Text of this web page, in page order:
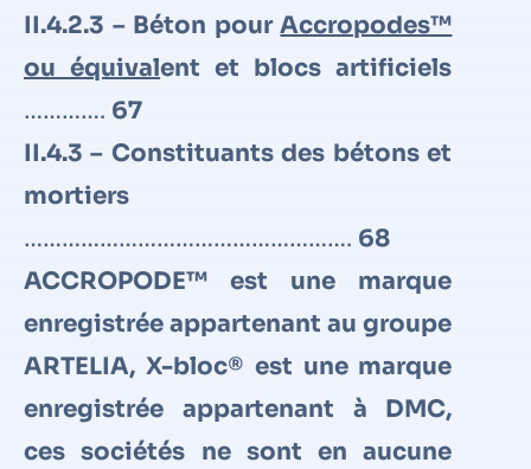
II.4.2.3 – Béton pourAccropodes™
ou équivalent et blocs artificiels
…………. 67
II.4.3 – Constituants des bétons et
mortiers
……………………………………………. 68
ACCROPODE™ est une marque
enregistrée appartenant au groupe
ARTELIA, X-bloc® est une marque
enregistrée appartenant à DMC,
ces sociétés ne sont en aucune